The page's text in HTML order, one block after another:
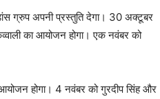
ग्रुप अपनी प्रस्तुति देगा। 30 अक्टूबर
का आयोजन होगा। एक नवंबर को
होगा। 4 नवंबर को गुरदीप सिंह और